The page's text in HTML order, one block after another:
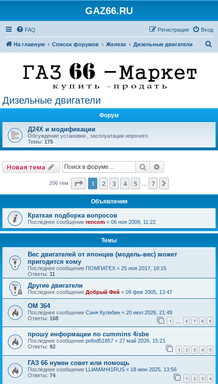
GAZ66.RU
FAQ Вход
Регистрация
На главную Список форумов Железо Дизельные двигатели
Дизельные двигатели
Форум
Д24Х и модификации
Обсуждение установки , эксплуатации ипрочего
Темы: 175
Новая тема Поиск
206 тем Страница из 7
1 2 3 4 5 7
Объявления
Краткая подборка вопросов
Последнее сообщение rencom « 06 ноя 2009, 11:22
Темы
Вес двигателей от японцев (модель-вес) может
пригодится кому
Последнее сообщение ПОМПАТЕХ « 25 ноя 2017, 18:15
Ответы: 11
Другие двигатели
Последнее сообщение Добрый Фей « 09 фев 2005, 13:47
OM 364
Последнее сообщение Саня Кулибин « 20 июл 2026, 21:49
Ответы: 168 1 6 7 8 9
прошу информации по cummins 4isbe
Последнее сообщение pofod51857 « 27 май 2026, 15:21
Ответы: 92 1 2 3 4 5
ГАЗ 66 нужен совет или помощь
Последнее сообщение LLlAMAH41RUS « 18 июн 2025, 13:56
Ответы: 74 1 2 3 4